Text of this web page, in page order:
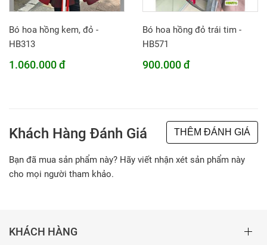
Bó hoa hồng kem, đỏ -
HB313
1.060.000 đ
Bó hoa hồng đỏ trái tim -
HB571
900.000 đ
Khách Hàng Đánh Giá THÊM ĐÁNH GIÁ
Bạn đã mua sản phẩm này? Hãy viết nhận xét sản phẩm này
cho mọi người tham khảo.
KHÁCH HÀNG